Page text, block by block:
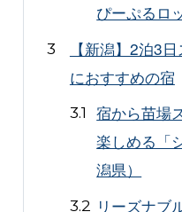
ぴーぷるロ
【新潟】2泊3
におすすめの宿
宿から苗場
楽しめる「
潟県）
リーズナブ